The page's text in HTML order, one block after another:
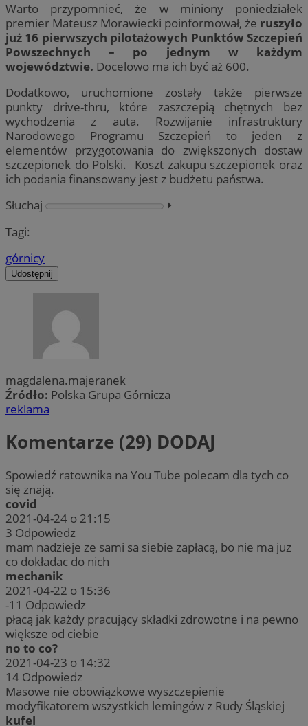
Warto przypomnieć, że w miniony poniedziałek
premier Mateusz Morawiecki poinformował, że ruszyło
już 16 pierwszych pilotażowych Punktów Szczepień
Powszechnych – po jednym w każdym
województwie. Docelowo ma ich być aż 600.
Dodatkowo, uruchomione zostały także pierwsze
punkty drive-thru, które zaszczepią chętnych bez
wychodzenia z auta. Rozwijanie infrastruktury
Narodowego Programu Szczepień to jeden z
elementów przygotowania do zwiększonych dostaw
szczepionek do Polski. Koszt zakupu szczepionek oraz
ich podania finansowany jest z budżetu państwa.
Słuchaj
⏵︎
Tagi:
górnicy
Udostępnij
magdalena.majeranek
Źródło: Polska Grupa Górnicza
reklama
Komentarze (29) DODAJ
Spowiedź ratownika na You Tube polecam dla tych co
się znają.
covid
2021-04-24 o 21:15
3 Odpowiedz
mam nadzieje ze sami sa siebie zapłacą, bo nie ma juz
co dokładac do nich
mechanik
2021-04-22 o 15:36
-11 Odpowiedz
płacą jak każdy pracujący składki zdrowotne i na pewno
większe od ciebie
no to co?
2021-04-23 o 14:32
14 Odpowiedz
Masowe nie obowiązkowe wyszczepienie
modyfikatorem wszystkich lemingów z Rudy Śląskiej
kufel